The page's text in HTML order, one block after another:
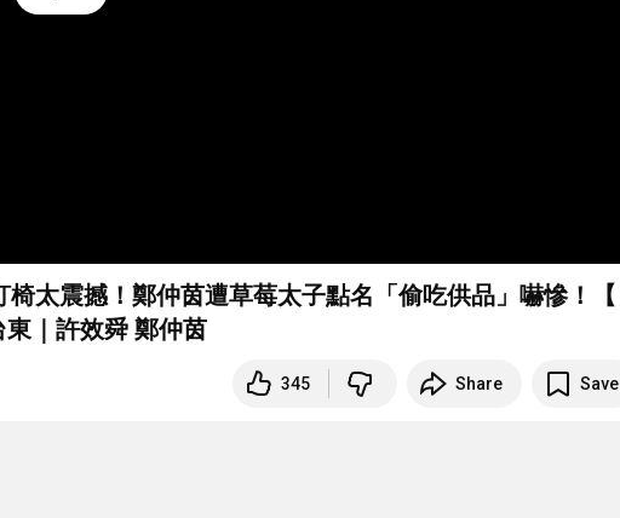
太震撼！鄭仲茵遭草莓太子點名「偷吃供品」嚇慘！【
｜許效舜 鄭仲茵
345 Share Save